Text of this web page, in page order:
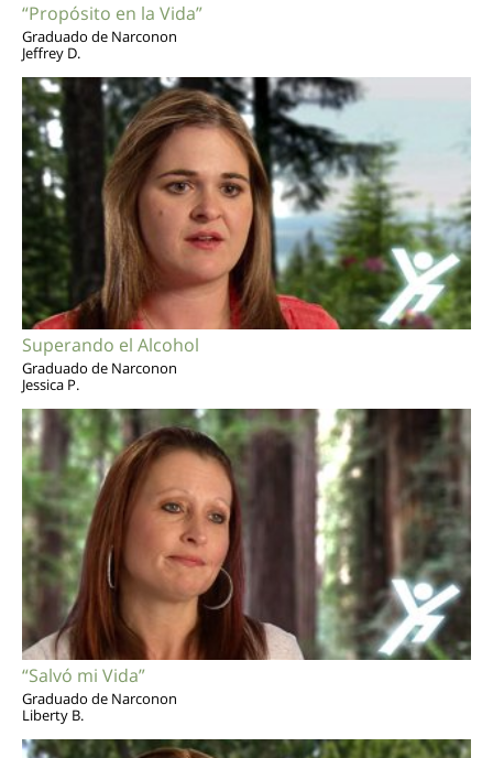
“Propósito en la Vida”
Graduado de Narconon
Jeffrey D.
Superando el Alcohol
Graduado de Narconon
Jessica P.
“Salvó mi Vida”
Graduado de Narconon
Liberty B.